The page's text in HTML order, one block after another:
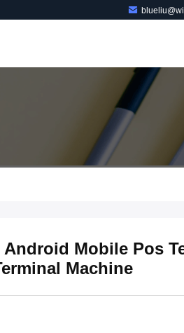
Android Mobile Pos
Machine